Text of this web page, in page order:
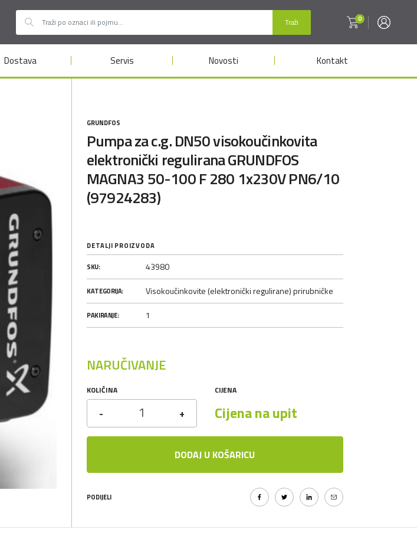
Traži 0
Dostava Servis Novosti Kontakt
GRUNDFOS
Pumpa za c.g. DN50 visokoučinkovita
elektronički regulirana GRUNDFOS
MAGNA3 50-100 F 280 1x230V PN6/10
(97924283)
DETALJI PROIZVODA
SKU: 43980
KATEGORIJA: Visokoučinkovite (elektronički regulirane) prirubničke
PAKIRANJE: 1
NARUČIVANJE
KOLIČINA
- +
CIJENA
Cijena na upit
DODAJ U KOŠARICU
PODIJELI